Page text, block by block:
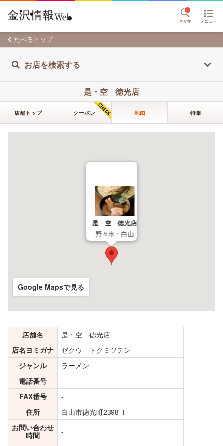
さがす メニュー
たべるトップ
お店を検索する
是・空 徳光店
店舗トップ クーポン 地図 特集
是・空 徳光店
野々市・白山
Google Mapsで見る
店舗名
是・空 徳光店
店名ヨミガナ
ゼクウ トクミツテン
ジャンル
ラーメン
電話番号
-
FAX番号
-
住所
白山市徳光町2398-1
お問い合わせ
時間
-